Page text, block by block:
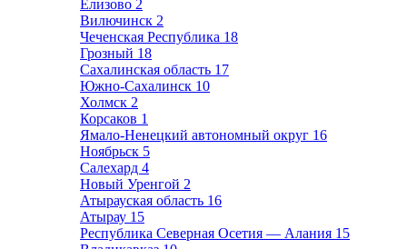
Елизово 2
Вилючинск 2
Чеченская Республика 18
Грозный 18
Сахалинская область 17
Южно-Сахалинск 10
Холмск 2
Корсаков 1
Ямало-Ненецкий автономный округ 16
Ноябрьск 5
Салехард 4
Новый Уренгой 2
Атырауская область 16
Атырау 15
Республика Северная Осетия — Алания 15